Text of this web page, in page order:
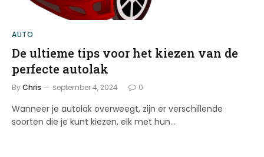
AUTO
De ultieme tips voor het kiezen van de
perfecte autolak
ByChris september 4, 2024 0
Wanneer je autolak overweegt, zijn er verschillende
soorten die je kunt kiezen, elk met hun…